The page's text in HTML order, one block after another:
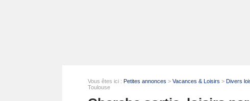
Vous êtes ici : Petites annonces > Vacances & Loisirs > Divers
Toulouse